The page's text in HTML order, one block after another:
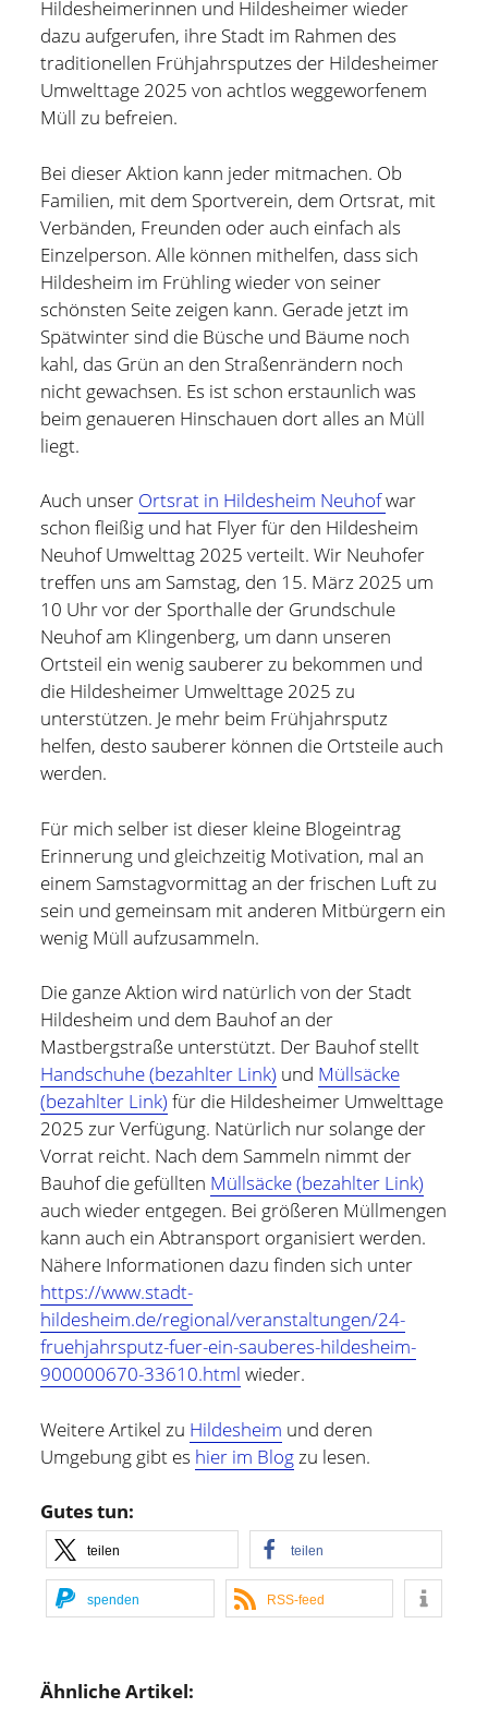
Kontakt
twitterfacebooklinkedinpinterestyoutube
rss
email-github
Hildesheim(101)
Infos und Know How(152)
Besondere Orte(48)
Haus, Wohnung und Garten(17)
Selbstmanagement(28)
Technik
(9)
Tools und Tipps(61)
Inlineskaten(103)
Wer schreibt hier?
Holger Modler
Beruflich beschäftige ich mich mit User Experience und
und bin zur Zeit für Prozesse, Methoden und Tools
(PMT) im Compute Middleware Bereich bei der ETAS
GmbH verantwortlich.
In meiner Freizeit bin ich Blogger und Webdesigner und
begeistere mich für gute Technik, hilfreiche Tipps sowie
lesenswerte (Fach-) Bücher und Blogs.
Weitere Infos über mich könnt Ihr gerne auf meiner
"Über mich" Seitenachlesen.
Hildesheimerinnen und Hildesheimer wieder
dazu aufgerufen, ihre Stadt im Rahmen des
traditionellen Frühjahrsputzes der Hildesheimer
Umwelttage 2025 von achtlos weggeworfenem
Müll zu befreien.
Bei dieser Aktion kann jeder mitmachen. Ob
Familien, mit dem Sportverein, dem Ortsrat, mit
Verbänden, Freunden oder auch einfach als
Einzelperson. Alle können mithelfen, dass sich
Hildesheim im Frühling wieder von seiner
schönsten Seite zeigen kann. Gerade jetzt im
Spätwinter sind die Büsche und Bäume noch
kahl, das Grün an den Straßenrändern noch
nicht gewachsen. Es ist schon erstaunlich was
beim genaueren Hinschauen dort alles an Müll
liegt.
Auch unser Ortsrat in Hildesheim Neuhofwar
schon fleißig und hat Flyer für den Hildesheim
Neuhof Umwelttag 2025 verteilt. Wir Neuhofer
treffen uns am Samstag, den 15. März 2025 um
10 Uhr vor der Sporthalle der Grundschule
Neuhof am Klingenberg, um dann unseren
Ortsteil ein wenig sauberer zu bekommen und
die Hildesheimer Umwelttage 2025 zu
unterstützen. Je mehr beim Frühjahrsputz
helfen, desto sauberer können die Ortsteile auch
werden.
Für mich selber ist dieser kleine Blogeintrag
Erinnerung und gleichzeitig Motivation, mal an
einem Samstagvormittag an der frischen Luft zu
sein und gemeinsam mit anderen Mitbürgern ein
wenig Müll aufzusammeln.
Die ganze Aktion wird natürlich von der Stadt
Hildesheim und dem Bauhof an der
Mastbergstraße unterstützt. Der Bauhof stellt
Handschuhe (bezahlter Link) und Müllsäcke
(bezahlter Link) für die Hildesheimer Umwelttage
2025 zur Verfügung. Natürlich nur solange der
Vorrat reicht. Nach dem Sammeln nimmt der
Bauhof die gefüllten Müllsäcke (bezahlter Link)
auch wieder entgegen. Bei größeren Müllmengen
kann auch ein Abtransport organisiert werden.
Nähere Informationen dazu finden sich unter
https://www.stadt-
hildesheim.de/regional/veranstaltungen/24-
fruehjahrsputz-fuer-ein-sauberes-hildesheim-
900000670-33610.html wieder.
Weitere Artikel zu Hildesheim und deren
Umgebung gibt es hier im Blog zu lesen.
Gutes tun:
teilen teilen
spenden RSS-feed
Ähnliche Artikel: